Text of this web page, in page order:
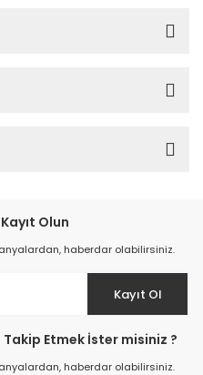
Olun
haberdar olabilirsiniz.
Kayıt Ol
Etmek İster misiniz ?
haberdar olabilirsiniz.